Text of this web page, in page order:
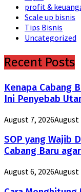
profit &
Scale up bisnis
Tips Bisnis
Uncategorized
Recent Posts
Kenapa Cabang
Ini Penyebab
August 7, 2026August
SOP yang Wajib
Cabang Baru
August 6, 2026August